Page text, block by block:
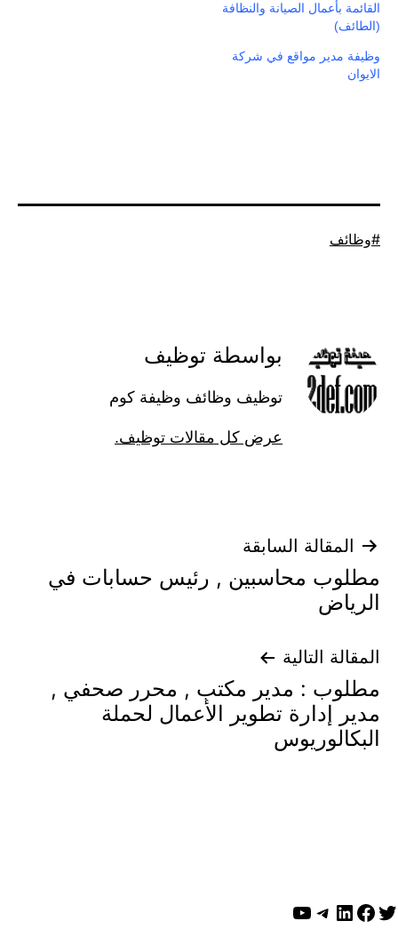
القائمة بأعمال الصيانة والنظافة
(الطائف)
وظيفة مدير مواقع في شركة
الايوان
موسوم
وظائف
بواسطة توظيف
توظيف وظائف وظيفة كوم
عرض كل مقالات توظيف.
تصفّح
المقالات
المقالة السابقة
مطلوب محاسبين , رئيس حسابات في
الرياض
المقالة التالية
مطلوب : مدير مكتب , محرر صحفي ,
مدير إدارة تطوير الأعمال لحملة
البكالوريوس
تويترفيسبوك
لينكد إن تيليجرام
يوتيوب